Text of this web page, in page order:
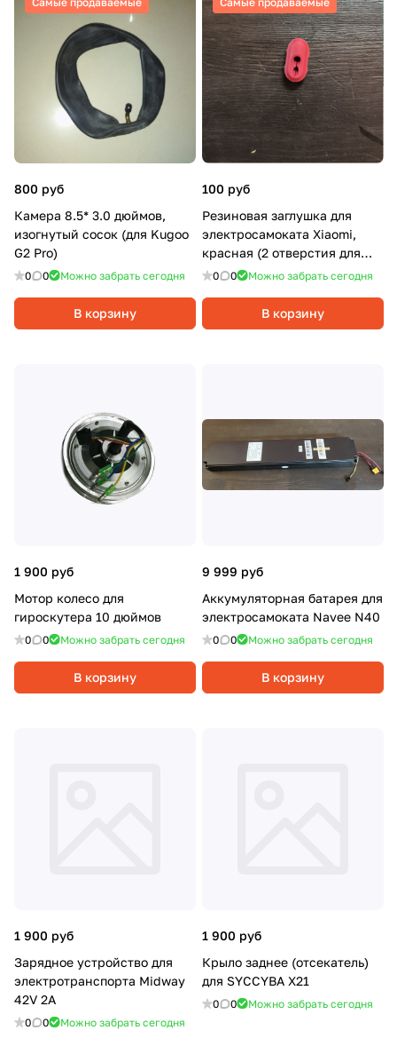
800 руб
Камера 8.5* 3.0 дюймов,
изогнутый сосок (для Kugoo
G2 Pro)
0 0 Можно забрать сегодня
В корзину
100 руб
Резиновая заглушка для
электросамоката Xiaomi,
красная (2 отверстия для
стойки руля)
0 0 Можно забрать сегодня
В корзину
1 900 руб
Мотор колесо для
гироскутера 10 дюймов
0 0 Можно забрать сегодня
В корзину
9 999 руб
Аккумуляторная батарея для
электросамоката Navee N40
0 0 Можно забрать сегодня
В корзину
1 900 руб
Зарядное устройство для
электротранспорта Midway
42V 2A
0 0 Можно забрать сегодня
1 900 руб
Крыло заднее (отсекатель)
для SYCCYBA X21
0 0 Можно забрать сегодня